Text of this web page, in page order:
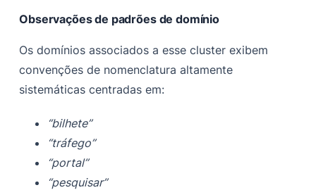
Observações de padrões de domínio
Os domínios associados a esse cluster exibem
convenções de nomenclatura altamente
sistemáticas centradas em:
“bilhete”
“tráfego”
“portal”
“pesquisar”